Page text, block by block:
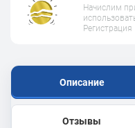
Начислим
Регистрация
Описание
Отзывы